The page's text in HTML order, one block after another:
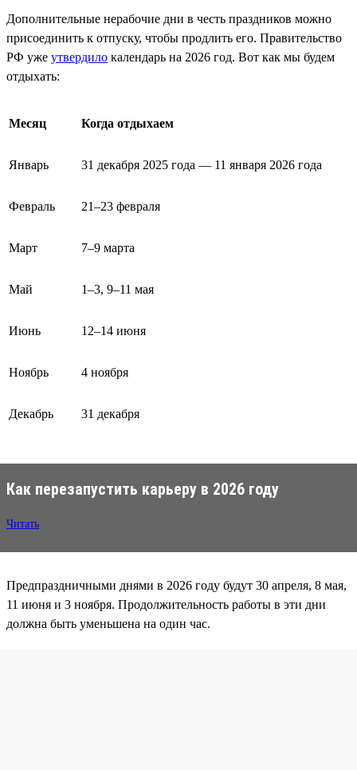
Дополнительные нерабочие дни в честь праздников можно
присоединить к отпуску, чтобы продлить его. Правительство
РФ уже утвердило календарь на 2026 год. Вот как мы будем
отдыхать:
Месяц Когда отдыхаем
Январь 31 декабря 2025 года — 11 января 2026 года
Февраль 21–23 февраля
Март 7–9 марта
Май 1–3, 9–11 мая
Июнь 12–14 июня
Ноябрь 4 ноября
Декабрь 31 декабря
Как перезапустить карьеру в 2026 году
Читать
Предпраздничными днями в 2026 году будут 30 апреля, 8 мая,
11 июня и 3 ноября. Продолжительность работы в эти дни
должна быть уменьшена на один час.